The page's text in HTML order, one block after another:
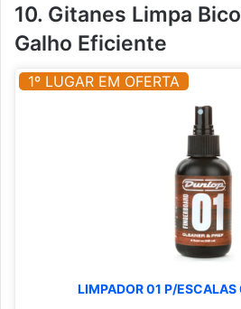
10. Gitanes Limpa
Galho Eficiente
1º LUGAR EM OFERTA
LIMPADOR 01 P/